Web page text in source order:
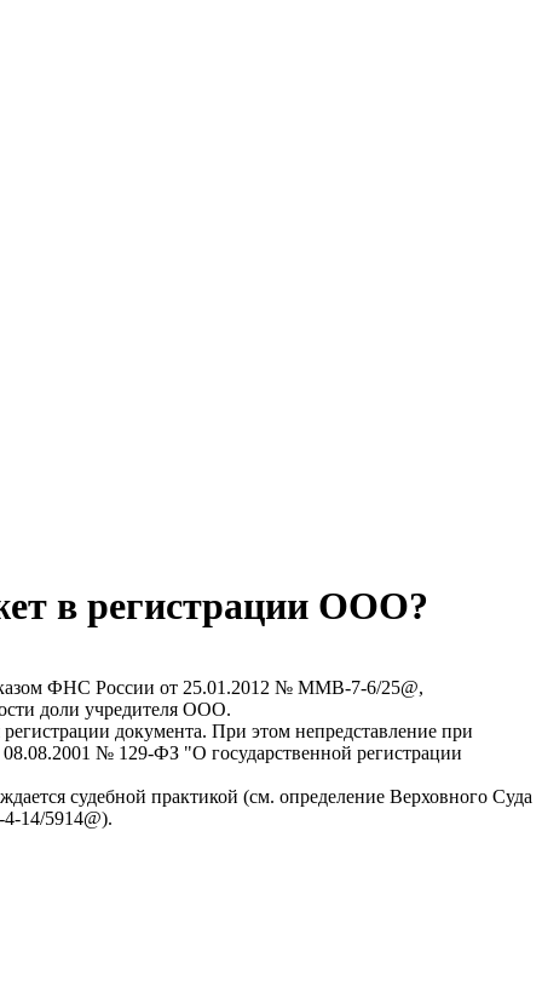
в регистрации ООО?
ФНС России от 25.01.2012 № ММВ-7-6/25@,
доли учредителя ООО.
документа. При этом непредставление при
08.08.2001 № 129-ФЗ "О государственной регистрации
судебной практикой (см. определение Верховного Суда
14/5914@).